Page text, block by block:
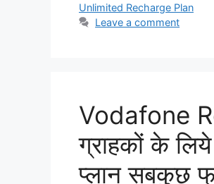
Unlimited Recharge Plan
Leave a comment
Vodafone
ग्राहकों के
प्लान सबकुछ